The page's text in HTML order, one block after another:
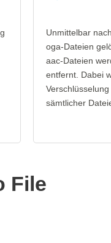
Unmittelbar
oga-Dateien
aac-Dateien
entfernt. Dabei
sämtlicher
File